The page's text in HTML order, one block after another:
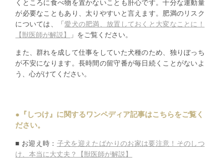
くところに食べ物を置かないことも肝心です。十分な運動量
が必要なこともあり、太りやすいと言えます。肥満のリスク
については、「愛犬の肥満、放置しておくと大変なことに！
【獣医師が解説】 」をご覧ください。
また、群れを成して仕事をしていた犬種のため、独りぼっち
が不安になります。長時間の留守番が毎日続くことがないよ
う、心がけてください。
●『しつけ』に関するワンペディア記事はこちらをご覧く
ださい。
■ お迎え時： 子犬を迎えたばかりのお家は要注意！そのしつ
け、本当に大丈夫？【獣医師が解説】